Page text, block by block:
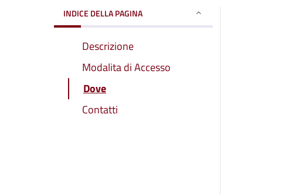
INDICE DELLA PAGINA
Descrizione
Modalita di Accesso
Dove
Contatti